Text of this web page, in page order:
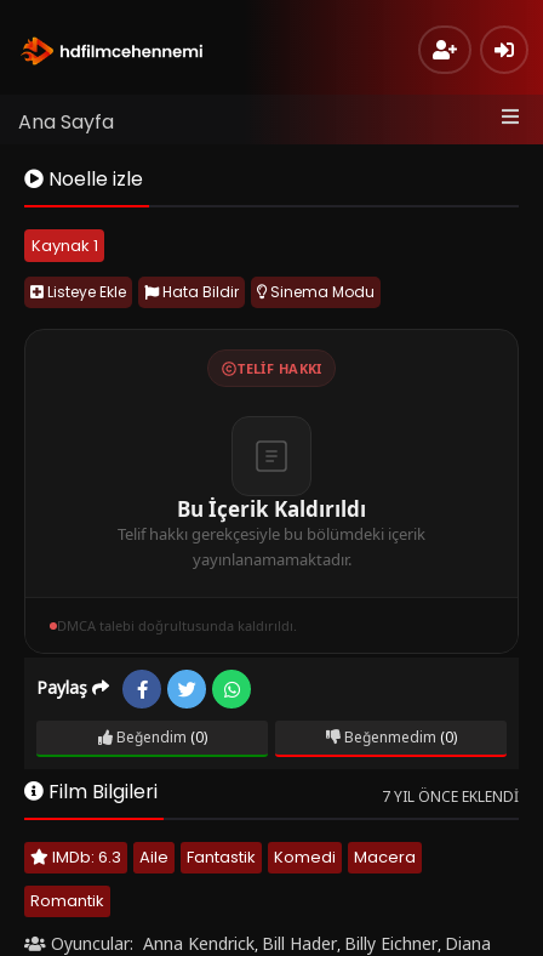
Ana Sayfa
Noelle izle
Kaynak 1
Listeye Ekle Hata Bildir Sinema Modu
TELIF HAKKI
Bu İçerik Kaldırıldı
Telif hakkı gerekçesiyle bu bölümdeki içerik
yayınlanamamaktadır.
DMCA talebi doğrultusunda kaldırıldı.
Paylaş
Beğendim (0) Beğenmedim (0)
Film Bilgileri 7 YIL ÖNCE EKLENDI
IMDb: 6.3 Aile Fantastik Komedi
Macera
Romantik
Oyuncular: Anna Kendrick, Bill Hader, Billy Eichner, Diana